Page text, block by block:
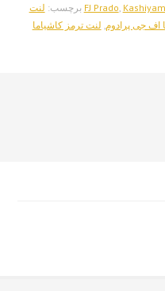
FJ Prado, برچسب: لنت
اف جی پرادوم, لنت ترمز کاشیاما